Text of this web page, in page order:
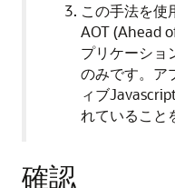
この手法を使
AOT (Ahead
プリケーショ
のみです。ア
ィブ
れていること
確認